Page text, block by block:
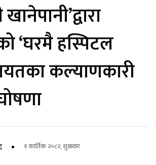
‘घरमै हस्पिटल
कल्याणकारी
१ कार्तिक २०८२, शुक्रवार